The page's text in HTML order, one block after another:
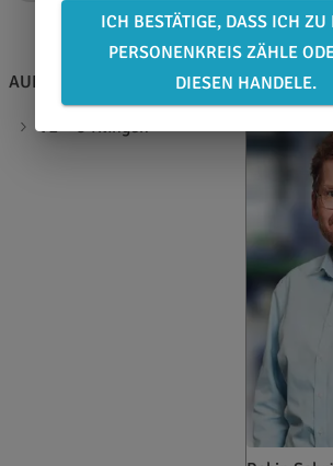
AUF EINEN BLICK
VE = 5 Klingen
BERATEN
ICH BESTÄTIGE, DASS ICH ZU
PERSONENKREIS ZÄHLE
DIESEN HANDELE.